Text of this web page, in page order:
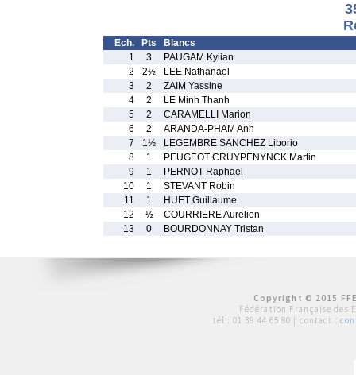
Ech. Pts
Blancs
1
3
PAUGAM Kylian
2
2½
LEE Nathanael
3
2
ZAIM Yassine
4
2
LE Minh Thanh
5
2
CARAMELLI Marion
6
2
ARANDA-PHAM Anh
7
1½
LEGEMBRE SANCHEZ Liborio
8
1
PEUGEOT CRUYPENYNCK Martin
9
1
PERNOT Raphael
10
1
STEVANT Robin
11
1
HUET Guillaume
12
½
COURRIERE Aurelien
13
0 BOURDONNAY Tristan
Copyright © 2015
Fédération Française des
tél : 01 39 44 65 80 | contact :